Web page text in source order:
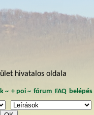
hivatalos oldala
~ + poi~ fórum FAQ belépés